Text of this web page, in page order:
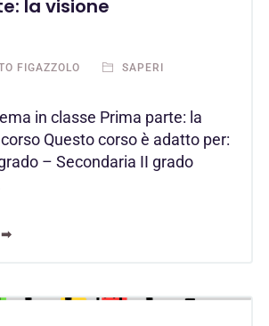
la visione
FIGAZZOLO SAPERI
in classe Prima parte: la
Questo corso è adatto per:
– Secondaria II grado
➡